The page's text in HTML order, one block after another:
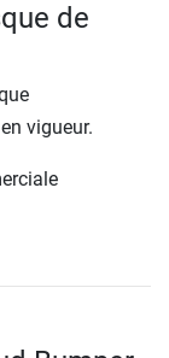
de
vigueur.